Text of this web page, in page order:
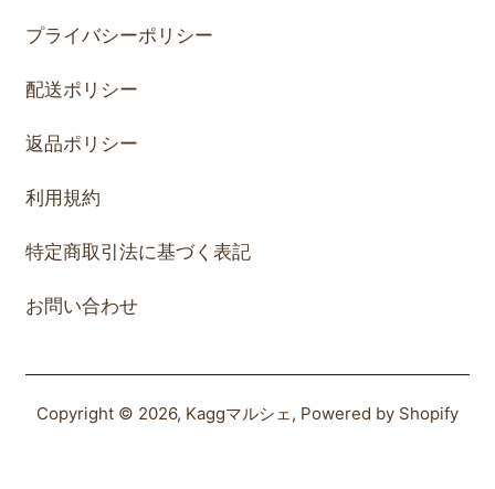
プライバシーポリシー
配送ポリシー
返品ポリシー
利用規約
特定商取引法に基づく表記
お問い合わせ
Copyright © 2026, Kaggマルシェ, Powered by Shopify